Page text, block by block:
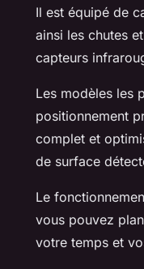
Il est équipé de
ainsi les chutes
capteurs
Les modèles les
positionnement
complet et
de surface
Le
vous pouvez
votre temps et